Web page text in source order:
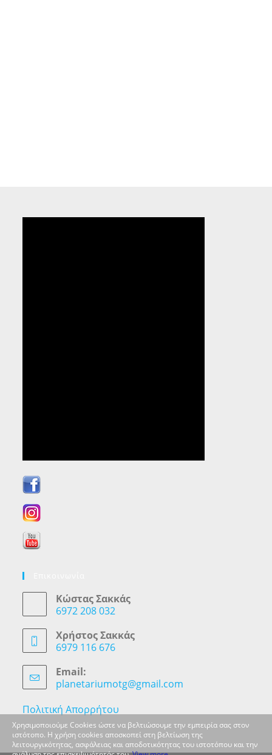
Κώστας Σακκάς
6972 208 032
in
your
Χρήστος Σακκάς
6979 116 676
in
your
application
Email:
planetariumotg@gmail.com
application
Πολιτική Απορρήτου
Χρησιμοποιούμε Cookies ώστε να βελτιώσουμε την εμπειρία σας στον
ιστότοπο. Η χρήση cookies αποσκοπεί στη βελτίωση της
λειτουργικότητας, ασφάλειας και αποδοτικότητας του ιστοτόπου και την